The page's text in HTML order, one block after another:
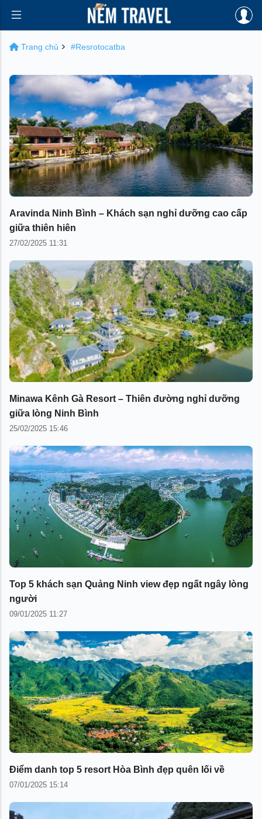
Trang chủ #Resrotocatba
Aravinda Ninh Bình – Khách sạn nghỉ dưỡng cao cấp
giữa thiên hiên
27/02/2025 11:31
Minawa Kênh Gà Resort – Thiên đường nghỉ dưỡng
giữa lòng Ninh Bình
25/02/2025 15:46
Top 5 khách sạn Quảng Ninh view đẹp ngất ngây lòng
người
09/01/2025 11:27
Điểm danh top 5 resort Hòa Bình đẹp quên lối về
07/01/2025 15:14